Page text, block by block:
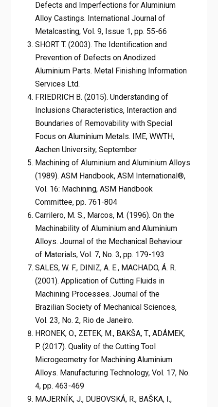
Defects and Imperfections for Aluminium
Alloy Castings. International Journal of
Metalcasting, Vol. 9, Issue 1, pp. 55-66
SHORT T. (2003). The Identification and
Prevention of Defects on Anodized
Aluminium Parts. Metal Finishing Information
Services Ltd.
FRIEDRICH B. (2015). Understanding of
Inclusions Characteristics, Interaction and
Boundaries of Removability with Special
Focus on Aluminium Metals. IME, WWTH,
Aachen University, September
Machining of Aluminium and Aluminium Alloys
(1989). ASM Handbook, ASM International®,
Vol. 16: Machining, ASM Handbook
Committee, pp. 761-804
Carrilero, M. S., Marcos, M. (1996). On the
Machinability of Aluminium and Aluminium
Alloys. Journal of the Mechanical Behaviour
of Materials, Vol. 7, No. 3, pp. 179-193
SALES, W. F., DINIZ, A. E., MACHADO, Á. R.
(2001). Application of Cutting Fluids in
Machining Processes. Journal of the
Brazilian Society of Mechanical Sciences,
Vol. 23, No. 2, Rio de Janeiro.
HRONEK, O., ZETEK, M., BAKŠA, T., ADÁMEK,
P. (2017). Quality of the Cutting Tool
Microgeometry for Machining Aluminium
Alloys. Manufacturing Technology, Vol. 17, No.
4, pp. 463-469
MAJERNÍK, J., DUBOVSKÁ, R., BAŠKA, I.,